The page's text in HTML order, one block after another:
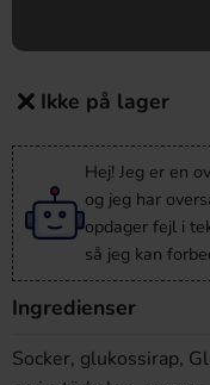
Ikke på lager
Hej! Jeg er en
og jeg har
opdager fejl i
så jeg kan
Ingredienser
Socker, glukossirap,